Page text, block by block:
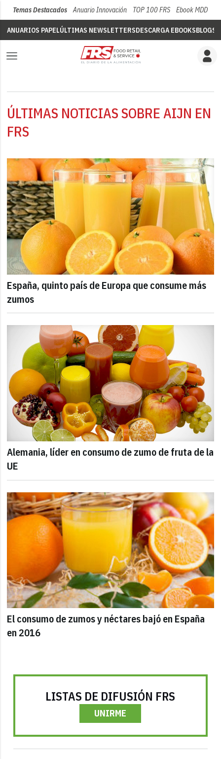
Temas Destacados Anuario Innovación TOP 100 FRS Ebook MDD
ANUARIOS PAPELÚLTIMAS NEWSLETTERSDESCARGA EBOOKSBLOGS
ÚLTIMAS NOTICIAS SOBRE AIJN EN
FRS
España, quinto país de Europa que consume más
zumos
Alemania, líder en consumo de zumo de fruta de la
UE
El consumo de zumos y néctares bajó en España
en 2016
LISTAS DE DIFUSIÓN FRS
UNIRME